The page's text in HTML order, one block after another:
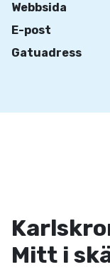
Webbsida
E-post
Gatuadress
Mitt i